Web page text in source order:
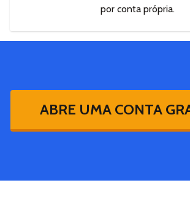
por conta própria.
ABRE UMA CONTA